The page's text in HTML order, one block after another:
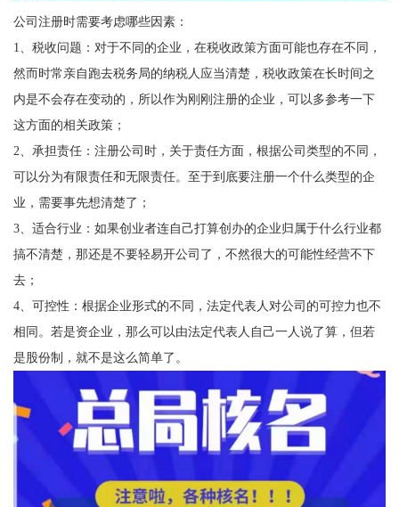
公司注册时需要考虑哪些因素：
1、税收问题：对于不同的企业，在税收政策方面可能也存在不同，
然而时常亲自跑去税务局的纳税人应当清楚，税收政策在长时间之
内是不会存在变动的，所以作为刚刚注册的企业，可以多参考一下
这方面的相关政策；
2、承担责任：注册公司时，关于责任方面，根据公司类型的不同，
可以分为有限责任和无限责任。至于到底要注册一个什么类型的企
业，需要事先想清楚了；
3、适合行业：如果创业者连自己打算创办的企业归属于什么行业都
搞不清楚，那还是不要轻易开公司了，不然很大的可能性经营不下
去；
4、可控性：根据企业形式的不同，法定代表人对公司的可控力也不
相同。若是资企业，那么可以由法定代表人自己一人说了算，但若
是股份制，就不是这么简单了。